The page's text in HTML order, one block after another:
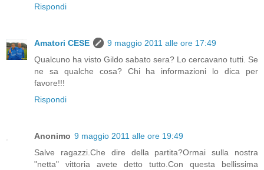
Rispondi
Amatori CESE
9 maggio 2011 alle ore 17:49
Qualcuno ha visto Gildo sabato sera? Lo cercavano tutti. Se
ne sa qualche cosa? Chi ha informazioni lo dica per
favore!!!
Rispondi
Anonimo 9 maggio 2011 alle ore 19:49
Salve ragazzi.Che dire della partita?Ormai sulla nostra
"netta" vittoria avete detto tutto.Con questa bellissima